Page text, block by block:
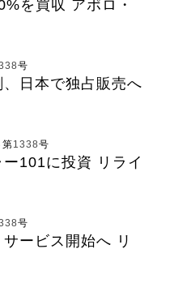
を買収 アポロ・
号
日本で独占販売へ
第1338号
101に投資 リライ
号
ービス開始へ リ